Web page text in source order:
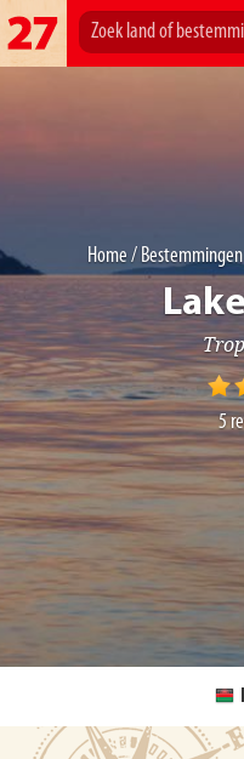
Home / Bestemmingen
5